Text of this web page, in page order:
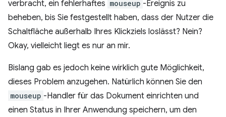
verbracht, ein fehlerhaftes mouseup -Ereignis zu
beheben, bis Sie festgestellt haben, dass der Nutzer die
Schaltfläche außerhalb Ihres Klickziels loslässt? Nein?
Okay, vielleicht liegt es nur an mir.
Bislang gab es jedoch keine wirklich gute Möglichkeit,
dieses Problem anzugehen. Natürlich können Sie den
mouseup -Handler für das Dokument einrichten und
einen Status in Ihrer Anwendung speichern, um den